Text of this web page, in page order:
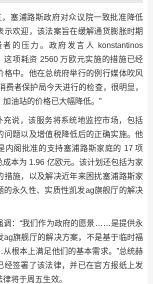
，塞浦路斯政府对众议院一致批准降低
示欢迎，该法案旨在缓解通货膨胀时期
的压力。政府发言人 konstantinos
这项耗资 2560 万欧元实施的措施已经
格中。他在总统府举行的例行媒体吹风
费者保护局今天进行的检查，很明显，
油站的价格已大幅降低。”
充说，该服务将系统地监控市场，包括
问题以及增值税降低后的正确实施。他
内阁批准的支持塞浦路斯家庭的 17 项
成本为 1.96 亿欧元。该计划还包括为家
措施，以及解决近年来困扰塞浦路斯家
的永久性、实质性凯发ag旗舰厅的解决
调：“我们作为政府的愿景……是提供永
ag旗舰厅的解决方案，不是基于临时福
根本上满足他们的基本需求。”总统赫
经签署了该法律，并已在官方报纸上发
将于周五生效。